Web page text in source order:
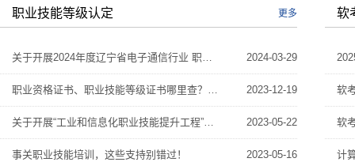
职业技能等级认定 更多
关于开展2024年度辽宁省电子通信行业 职业技能等级认定技师、高级技师 统一考评的通知 2024-03-29
职业资格证书、职业技能等级证书哪里查？超方便，来看→ 2023-12-19
关于开展“工业和信息化职业技能提升工程”专项培训的通知 2023-05-22
事关职业技能培训，这些支持别错过！ 2023-05-16
软
软
软